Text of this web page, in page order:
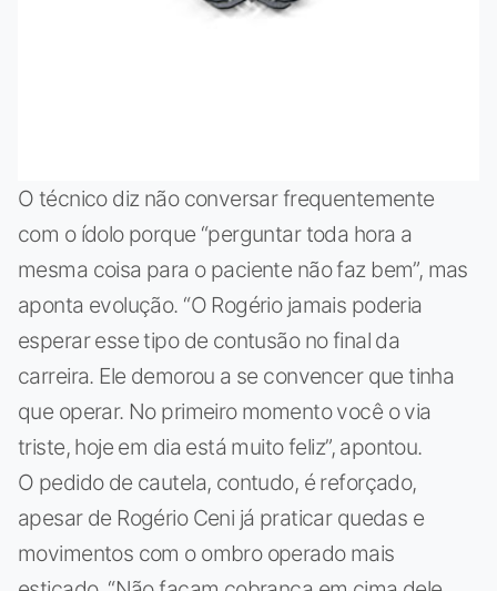
O técnico diz não conversar frequentemente
com o ídolo porque “perguntar toda hora a
mesma coisa para o paciente não faz bem”, mas
aponta evolução. “O Rogério jamais poderia
esperar esse tipo de contusão no final da
carreira. Ele demorou a se convencer que tinha
que operar. No primeiro momento você o via
triste, hoje em dia está muito feliz”, apontou.
O pedido de cautela, contudo, é reforçado,
apesar de Rogério Ceni já praticar quedas e
movimentos com o ombro operado mais